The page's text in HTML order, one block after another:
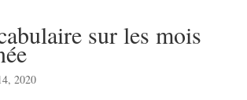
sur les mois
2020